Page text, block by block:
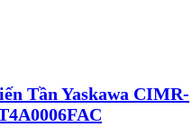
Tần Yaskawa CIMR-